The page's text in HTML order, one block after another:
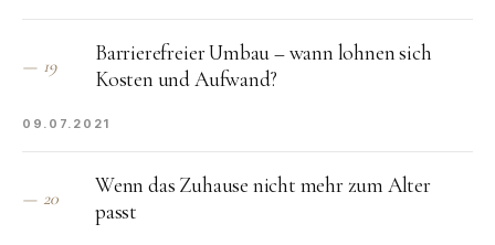
— 19
Barrierefreier Umbau – wann lohnen sich
Kosten und Aufwand?
09.07.2021
— 20
Wenn das Zuhause nicht mehr zum Alter
passt